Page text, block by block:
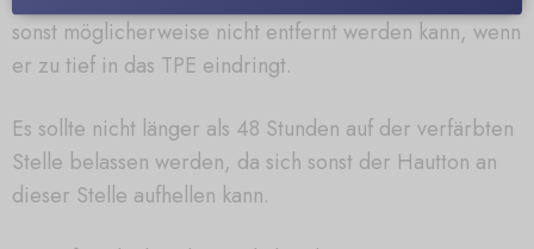
sonst möglicherweise nicht entfernt werden kann, wenn
er zu tief in das TPE eindringt.
Es sollte nicht länger als 48 Stunden auf der verfärbten
Stelle belassen werden, da sich sonst der Hautton an
dieser Stelle aufhellen kann.